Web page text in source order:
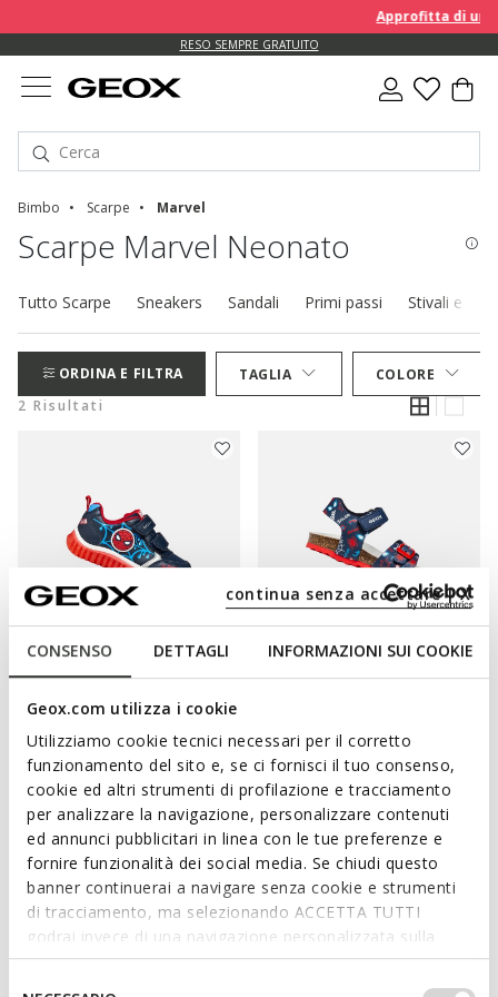
CONSENSO DETTAGLI INFORMAZIONI SUI COOKIE
Geox.com utilizza i cookie
Utilizziamo cookie tecnici necessari per il corretto
funzionamento del sito e, se ci fornisci il tuo consenso,
cookie ed altri strumenti di profilazione e tracciamento
per analizzare la navigazione, personalizzare contenuti
ed annunci pubblicitari in linea con le tue preferenze e
fornire funzionalità dei social media. Se chiudi questo
banner continuerai a navigare senza cookie e strumenti
di tracciamento, ma selezionando ACCETTA TUTTI
godrai invece di una navigazione personalizzata sulla
base dei tuoi gusti ed interessi. Selezionando
IMPOSTAZIONI potrai anche scegliere quali cookies ed
continua senza accettare | X
Approfitta di un
RESO SEMPRE GRATUITO
Bimbo Scarpe Marvel
Scarpe Marvel Neonato
Tutto Scarpe Sneakers Sandali Primi passi Stivali e
ORDINA E FILTRA TAGLIA
COLORE
2 Risultati
LIGHTS MARVEL
LIGHTYLOO BIMBO
Scarpe con luci Spider-Man
€35,34
1 COLORE
Price reduced from
€59,90
to
Prezzo di listino
-41%
€35,94Prezzo precedente -2%
MARVEL
da€30,98
da
Price reduced from
€44,90
to
Prezzo di listino
-31%
da€31,43Prezzo precedente -1%
COLORE E DIVERTIMENTO ASSICURATO CON
LE SCARPINE MARVEL